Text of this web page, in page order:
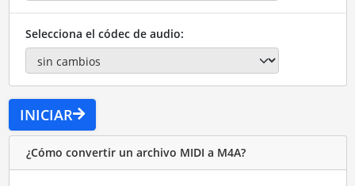
Selecciona el códec de audio:
INICIAR
¿Cómo convertir un archivo MIDI a M4A?